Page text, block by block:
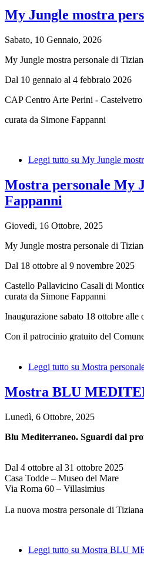
My Jungle mostra
Sabato, 10 Gennaio, 2026
My Jungle mostra personale di
Dal 10 gennaio al 4 febbraio 2026
CAP Centro Arte Perini -
curata da Simone Fappanni
Leggi tutto su My Jungle
Mostra personale My
Fappanni
Giovedì, 16 Ottobre, 2025
My Jungle mostra personale di
Dal 18 ottobre al 9 novembre 2025
Castello Pallavicino Casali di
curata da Simone Fappanni
Inaugurazione sabato 18 ottobre alle
Con il patrocinio gratuito del
Leggi tutto su Mostra
Mostra BLU
Lunedì, 6 Ottobre, 2025
Blu Mediterraneo. Sguardi dal
Dal 4 ottobre al 31 ottobre 2025
Casa Todde – Museo del Mare
Via Roma 60 – Villasimius
La nuova mostra personale di
Leggi tutto su Mostra BLU